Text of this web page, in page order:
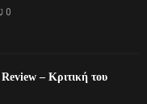
0
– Κριτική του